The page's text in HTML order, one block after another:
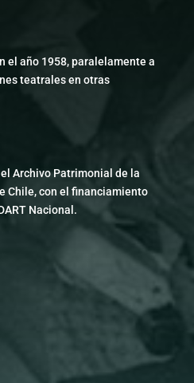
el año 1958, paralelamente a
teatrales en otras
Archivo Patrimonial de la
Chile, con el financiamiento
Nacional.